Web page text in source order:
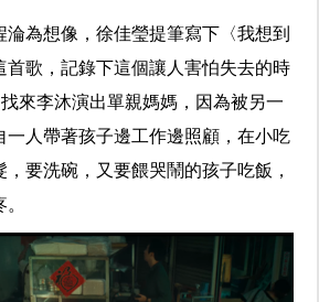
淪為想像，徐佳瑩提筆寫下〈我想到
首歌，記錄下這個讓人害怕失去的時
來李沐演出單親媽媽，因為被另一
一人帶著孩子邊工作邊照顧，在小吃
，要洗碗，又要餵哭鬧的孩子吃飯，